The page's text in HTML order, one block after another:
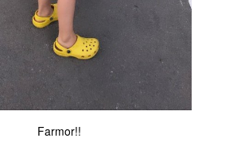
Farmor!!